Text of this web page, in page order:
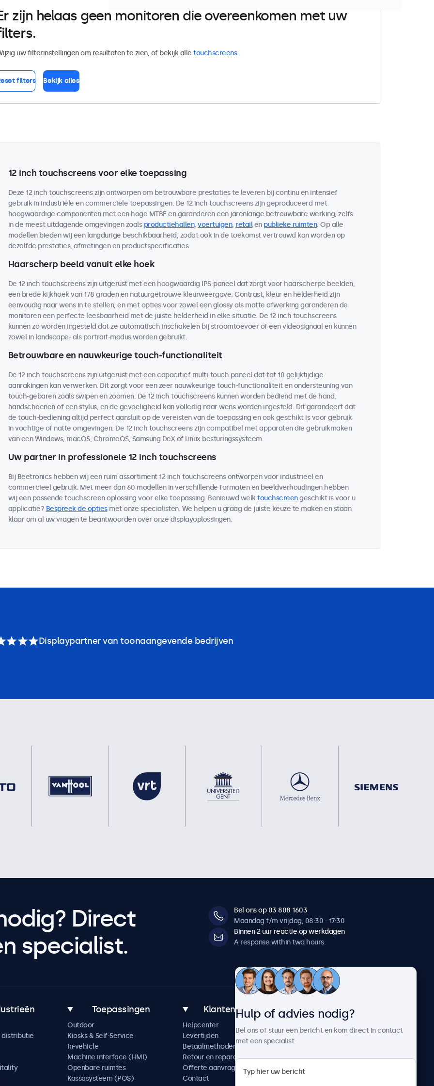
zijn helaas geen monitoren die overeenkomen met uw
uw filterinstellingen om resultaten te zien, of bekijk alle touchscreens.
filters Bekijk alles
12 inch touchscreens voor elke toepassing
Deze 12 inch touchscreens zijn ontworpen om betrouwbare prestaties te leveren bij continu en intensief
gebruik in industriële en commerciële toepassingen. De 12 inch touchscreens zijn geproduceerd met
hoogwaardige componenten met een hoge MTBF en garanderen een jarenlange betrouwbare werking, zelfs
in de meest uitdagende omgevingen zoals productiehallen, voertuigen, retailen publieke ruimten. Op alle
modellen bieden wij een langdurige beschikbaarheid, zodat ook in de toekomst vertrouwd kan worden op
dezelfde prestaties, afmetingen en productspecificaties.
Haarscherp beeld vanuit elke hoek
De 12 inch touchscreens zijn uitgerust met een hoogwaardig IPS-paneel dat zorgt voor haarscherpe beelden,
een brede kijkhoek van 178 graden en natuurgetrouwe kleurweergave. Contrast, kleur en helderheid zijn
eenvoudig naar wens in te stellen, en met opties voor zowel een glossy als matte afwerking garanderen de
monitoren een perfecte leesbaarheid met de juiste helderheid in elke situatie. De 12 inch touchscreens
kunnen zo worden ingesteld dat ze automatisch inschakelen bij stroomtoevoer of een videosignaal en kunnen
zowel in landscape- als portrait-modus worden gebruikt.
Betrouwbare en nauwkeurige touch-functionaliteit
De 12 inch touchscreens zijn uitgerust met een capacitief multi-touch paneel dat tot 10 gelijktijdige
aanrakingen kan verwerken. Dit zorgt voor een zeer nauwkeurige touch-functionaliteit en ondersteuning van
touch-gebaren zoals swipen en zoomen. De 12 inch touchscreens kunnen worden bediend met de hand,
handschoenen of een stylus, en de gevoeligheid kan volledig naar wens worden ingesteld. Dit garandeert dat
de touch-bediening altijd perfect aansluit op de vereisten van de toepassing en ook geschikt is voor gebruik
in vochtige of natte omgevingen. De 12 inch touchscreens zijn compatibel met apparaten die gebruikmaken
van een Windows, macOS, ChromeOS, Samsung DeX of Linux besturingssysteem.
Uw partner in professionele 12 inch touchscreens
Bij Beetronics hebben wij een ruim assortiment 12 inch touchscreens ontworpen voor industrieel en
commercieel gebruik. Met meer dan 60 modellen in verschillende formaten en beeldverhoudingen hebben
wij een passende touchscreen oplossing voor elke toepassing. Benieuwd welktouchscreengeschikt is voor u
applicatie? Bespreek de optiesmet onze specialisten. We helpen u graag de juiste keuze te maken en staan
klaar om al uw vragen te beantwoorden over onze displayoplossingen.
Displaypartner van toonaangevende bedrijven
Direct
specialist.
Bel ons op 03 808 1603
Maandag t/m vrijdag, 08:30 - 17:30
Binnen 2 uur reactie op werkdagen
A response within two hours.
distributie
Toepassingen
Outdoor
Kiosks & Self-Service
In-vehicle
Machine interface (HMI)
Openbare ruimtes
Kassasysteem (POS)
Klantenservice
Helpcenter
Levertijden
Betaalmethoden
Retour en reparatie
Offerte aanvragen
Contact
Over Beetronics
Werken bij Beetronics
Algemene voorwaarden
Hulp of advies nodig?
Bel ons of stuur een bericht en kom direct in contact
met een specialist.